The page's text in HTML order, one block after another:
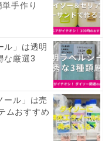
手作り
ル」は透明
な厳選3
ール」は売
ムおすすめ